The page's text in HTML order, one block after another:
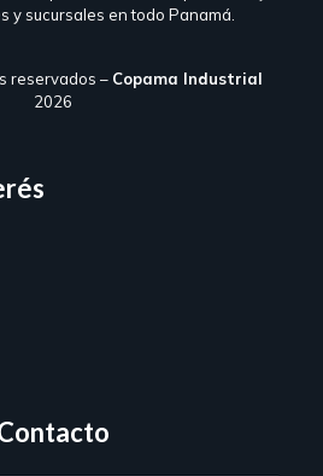
y sucursales en todo Panamá.
reservados – Copama Industrial
2026